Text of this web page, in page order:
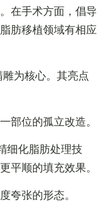
在手术方面，倡导
肪移植领域有相应
为核心。其亮点
部位的孤立改造。
细化脂肪处理技
平顺的填充效果。
夸张的形态。